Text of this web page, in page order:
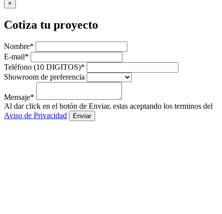
×
Cotiza tu proyecto
Nombre*
E-mail*
Teléfono (10 DIGITOS)*
Showroom de preferencia
Mensaje*
Al dar click en el botón de Enviar, estas aceptando los terminos del
Aviso de Privacidad